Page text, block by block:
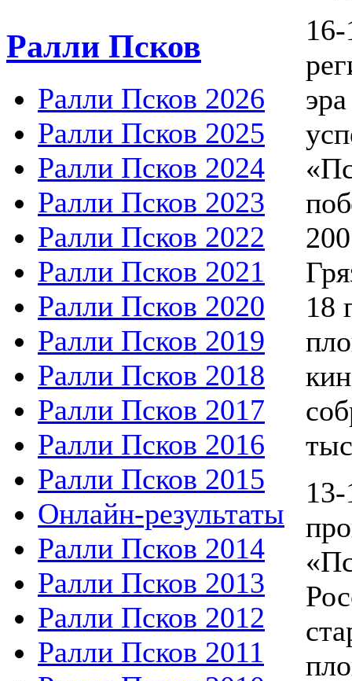
Ралли Псков
Ралли Псков 2026
Ралли Псков 2025
Ралли Псков 2024
Ралли Псков 2023
Ралли Псков 2022
Ралли Псков 2021
Ралли Псков 2020
Ралли Псков 2019
Ралли Псков 2018
Ралли Псков 2017
Ралли Псков 2016
Ралли Псков 2015
Онлайн-результаты
Ралли Псков 2014
Ралли Псков 2013
Ралли Псков 2012
Ралли Псков 2011
16-
18
13-